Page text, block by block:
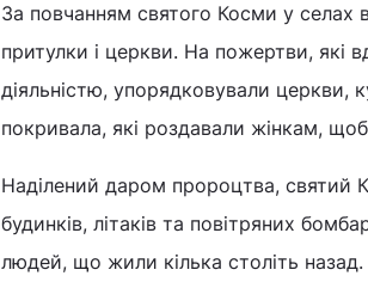
За повчанням святого Косми у селах
притулки і церкви. На пожертви, які
діяльністю, упорядковували церкви,
покривала, які роздавали жінкам,
Наділений даром пророцтва, святий
будинків, літаків та повітряних
людей, що жили кілька століть